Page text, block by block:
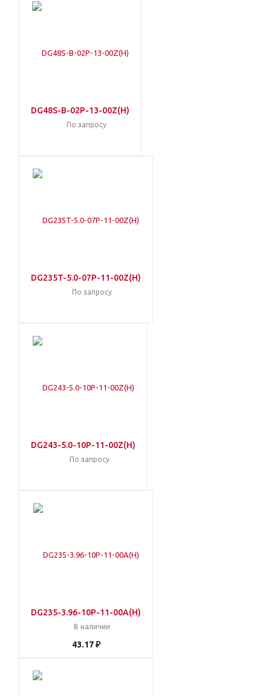
DG48S-B-02P-13-00Z(H)
По запросу
DG235T-5.0-07P-11-00Z(H)
По запросу
DG243-5.0-10P-11-00Z(H)
По запросу
DG235-3.96-10P-11-00A(H)
В наличии
43.17 ₽